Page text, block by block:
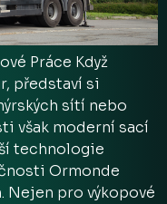
Práce Když
představí si
sítí nebo
však moderní sací
technologie
Ormonde
Nejen pro výkopové